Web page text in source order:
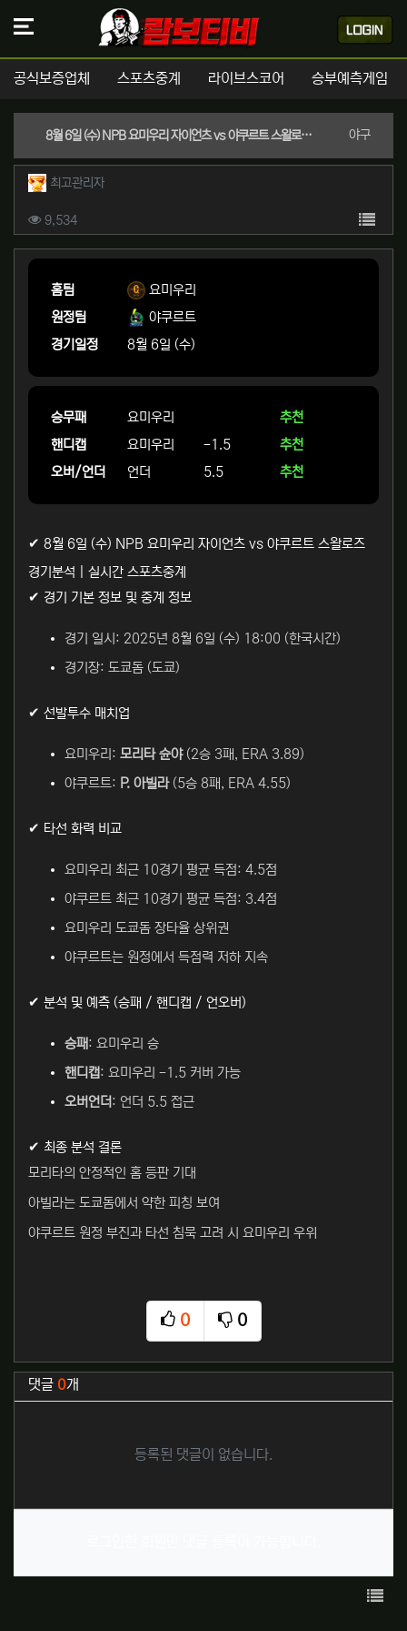
공식보증업체 스포츠중계 라이브스코어 승부예측게임
8월 6일 (수) NPB 요미우리 자이언츠 vs 야쿠르트 스왈로즈 경기분석 | 실시간 스포츠중계 야구분류
작성자 정보
최고관리자작성
컨텐츠 정보
9,534조회 목록
본문
홈팀
요미우리
원정팀
야쿠르트
경기일정
8월 6일 (수)
승무패 요미우리
추천
핸디캡
요미우리 -1.5
추천
오버/언더
언더 5.5 추천
✔ 8월 6일 (수) NPB 요미우리 자이언츠 vs 야쿠르트 스왈로즈
경기분석 | 실시간 스포츠중계
✔ 경기 기본 정보 및 중계 정보
경기 일시: 2025년 8월 6일 (수) 18:00 (한국시간)
경기장: 도쿄돔 (도쿄)
✔ 선발투수 매치업
요미우리: 모리타 슌야(2승 3패, ERA 3.89)
야쿠르트: P. 아빌라(5승 8패, ERA 4.55)
✔ 타선 화력 비교
요미우리 최근 10경기 평균 득점: 4.5점
야쿠르트 최근 10경기 평균 득점: 3.4점
요미우리 도쿄돔 장타율 상위권
야쿠르트는 원정에서 득점력 저하 지속
✔ 분석 및 예측 (승패 / 핸디캡 / 언오버)
승패: 요미우리 승
핸디캡: 요미우리 -1.5 커버 가능
오버언더: 언더 5.5 접근
✔ 최종 분석 결론
모리타의 안정적인 홈 등판 기대
아빌라는 도쿄돔에서 약한 피칭 보여
야쿠르트 원정 부진과 타선 침묵 고려 시 요미우리 우위
0
추천
0
비추천
관련자료
댓글 0개
등록된 댓글이 없습니다.
목록